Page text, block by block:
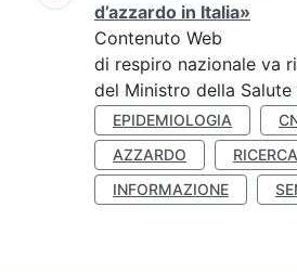
d’azzardo in Italia»
Contenuto Web
di respiro nazionale va
del Ministro della Salute
EPIDEMIOLOGIA
AZZARDO
RICERCA
INFORMAZIONE